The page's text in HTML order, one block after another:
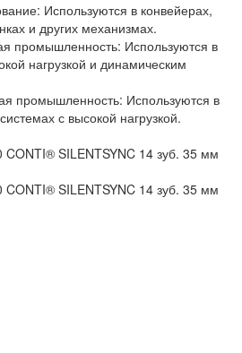
Используются в конвейерах,
и других механизмах.
промышленность: Используются в
нагрузкой и динамическим
промышленность: Используются в
с высокой нагрузкой.
SILENTSYNC 14 зуб. 35 мм
SILENTSYNC 14 зуб. 35 мм